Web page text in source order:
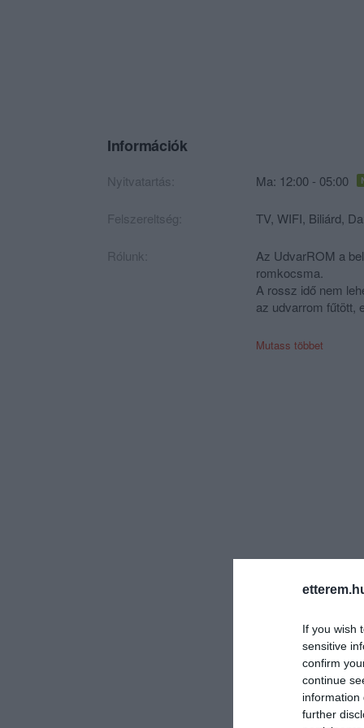
If you wish
sensitive
confirm
continue
information
further
Információk
Nyitvatartás: Ma: 12:00 - 05:00
Felszereltség: TV, WIFI, Biliárd,
Rólunk:
Az UdvarROM a
romkocsma.
A rossz idő nem
az udvarrom fűtött,
A csocsó, ping-
Kényelmes
Mutass többet